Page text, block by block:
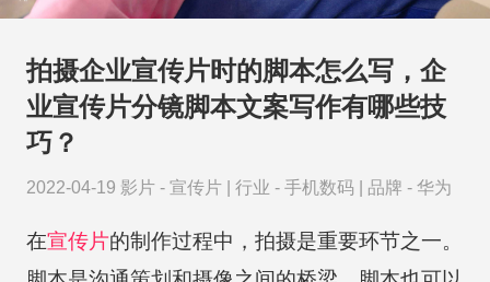
拍摄企业宣传片时的脚本怎么写，企
业宣传片分镜脚本文案写作有哪些技
巧？
2022-04-19 影片 - 宣传片 行业 - 手机数码 品牌 - 华为
在宣传片的制作过程中，拍摄是重要环节之一。